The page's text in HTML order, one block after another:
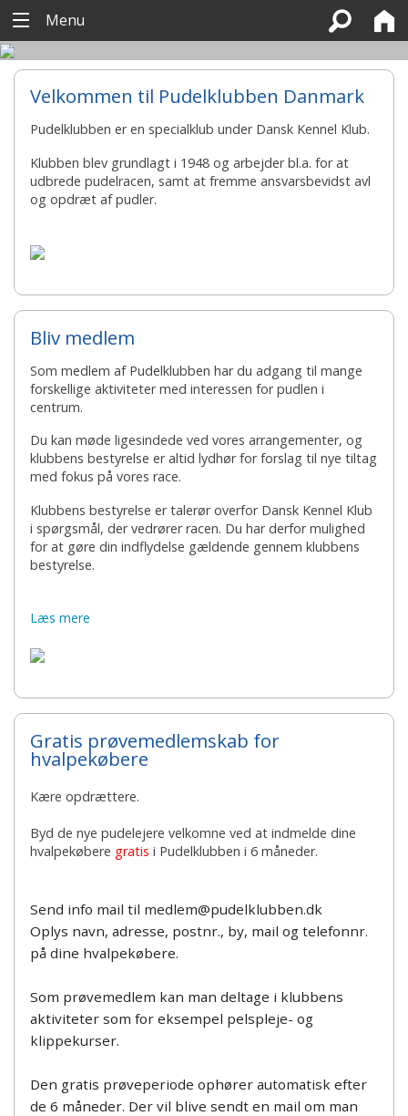
Menu
Velkommen til Pudelklubben Danmark
Pudelklubben er en specialklub under Dansk Kennel Klub.
Klubben blev grundlagt i 1948 og arbejder bl.a. for at
udbrede pudelracen, samt at fremme ansvarsbevidst avl
og opdræt af pudler.
Bliv medlem
Som medlem af Pudelklubben har du adgang til mange
forskellige aktiviteter med interessen for pudlen i
centrum.
Du kan møde ligesindede ved vores arrangementer, og
klubbens bestyrelse er altid lydhør for forslag til nye tiltag
med fokus på vores race.
Klubbens bestyrelse er talerør overfor Dansk Kennel Klub
i spørgsmål, der vedrører racen. Du har derfor mulighed
for at gøre din indflydelse gældende gennem klubbens
bestyrelse.
Læs mere
Gratis prøvemedlemskab for
hvalpekøbere
Kære opdrættere.
Byd de nye pudelejere velkomne ved at indmelde dine
hvalpekøbere gratis i Pudelklubben i 6 måneder.
Send info mail til medlem@pudelklubben.dk
Oplys navn, adresse, postnr., by, mail og telefonnr.
på dine hvalpekøbere.
Som prøvemedlem kan man deltage i klubbens
aktiviteter som for eksempel pelspleje- og
klippekurser.
Den gratis prøveperiode ophører automatisk efter
de 6 måneder. Der vil blive sendt en mail om man